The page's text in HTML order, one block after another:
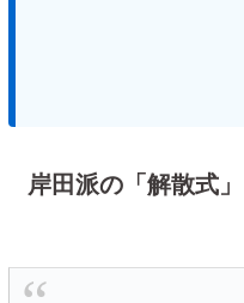
岸田派の「解散式